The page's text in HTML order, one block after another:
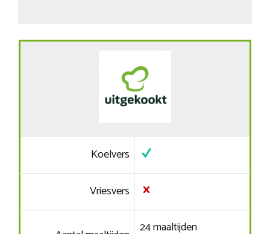
Koelvers
Vriesvers
24 maaltijden